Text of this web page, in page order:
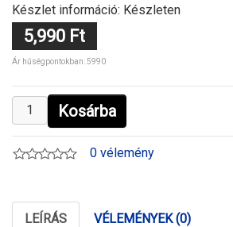
Készlet információ: Készleten
5,990 Ft
Ár hűségpontokban: 5990
Kosárba
0 vélemény
LEÍRÁS VÉLEMÉNYEK (0)